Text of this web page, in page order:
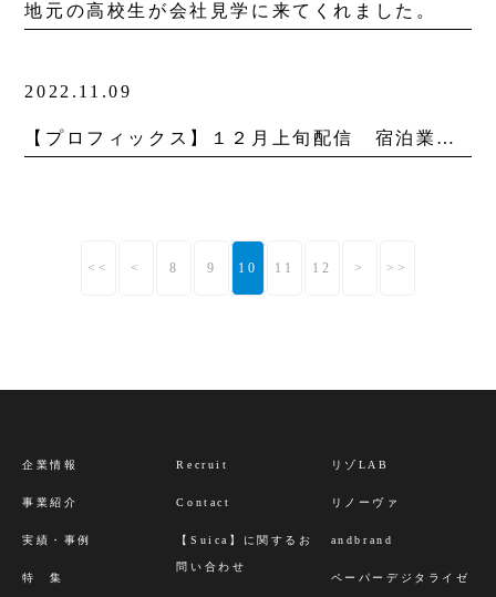
地元の高校生が会社見学に来てくれました。
2022.11.09
【プロフィックス】１２月上旬配信 宿泊業向けDXセミナー開催決定！
<< < 8 9 10 11 12 > >>
企業情報
事業紹介
実績・事例
特 集
Recruit
Contact
【Suica】に関するお
問い合わせ
リゾLAB
リノーヴァ
andbrand
ペーパーデジタライゼ